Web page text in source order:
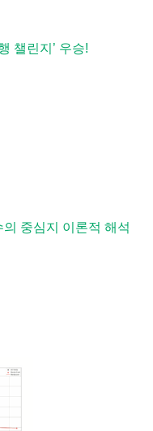
챌린지’ 우승!
중심지 이론적 해석